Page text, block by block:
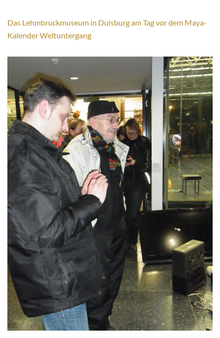
Das Lehmbruckmuseum in Duisburg am Tag vor dem Maya-
Kalender Weltuntergang